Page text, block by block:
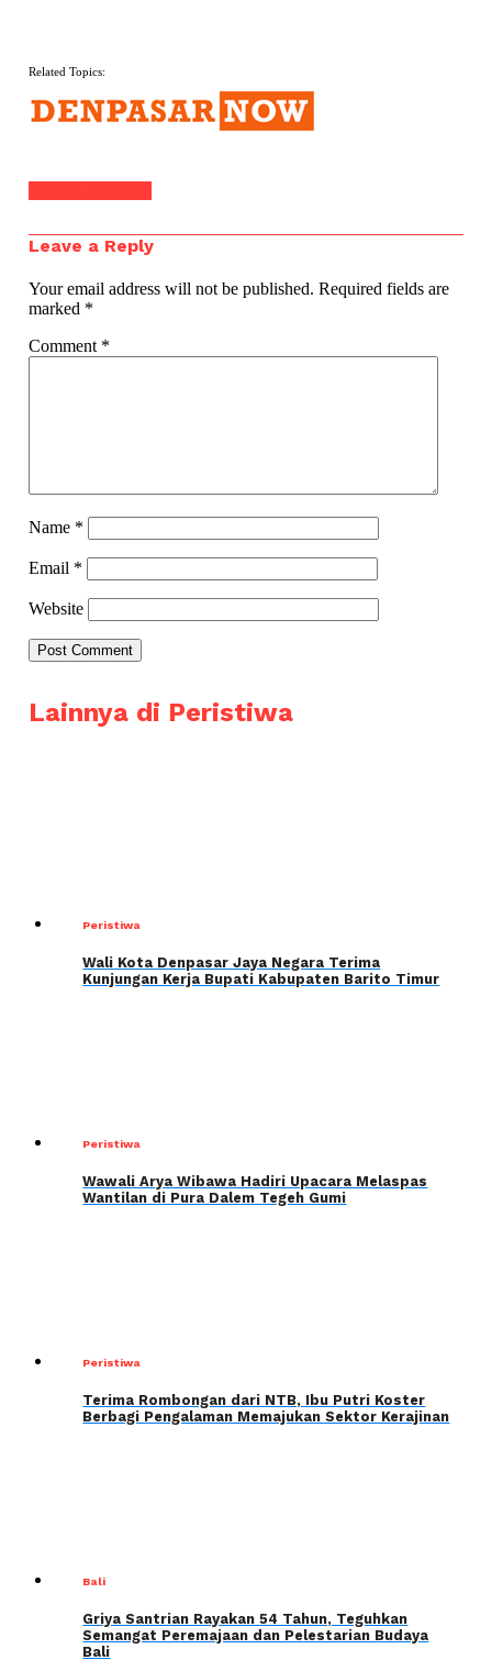
Related Topics:
Leave a Reply
Your email address will not be published. Required fields are
marked *
Comment *
Name *
Email *
Website
Lainnya di Peristiwa
Peristiwa
Wali Kota Denpasar Jaya Negara Terima
Kunjungan Kerja Bupati Kabupaten Barito Timur
Peristiwa
Wawali Arya Wibawa Hadiri Upacara Melaspas
Wantilan di Pura Dalem Tegeh Gumi
Peristiwa
Terima Rombongan dari NTB, Ibu Putri Koster
Berbagi Pengalaman Memajukan Sektor Kerajinan
Bali
Griya Santrian Rayakan 54 Tahun, Teguhkan
Semangat Peremajaan dan Pelestarian Budaya
Bali